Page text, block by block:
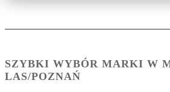
SZYBKI WYBÓR MARKI W
LAS/POZNAŃ